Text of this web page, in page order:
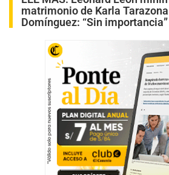
matrimonio de Karla
Domínguez: “Sin importancia”